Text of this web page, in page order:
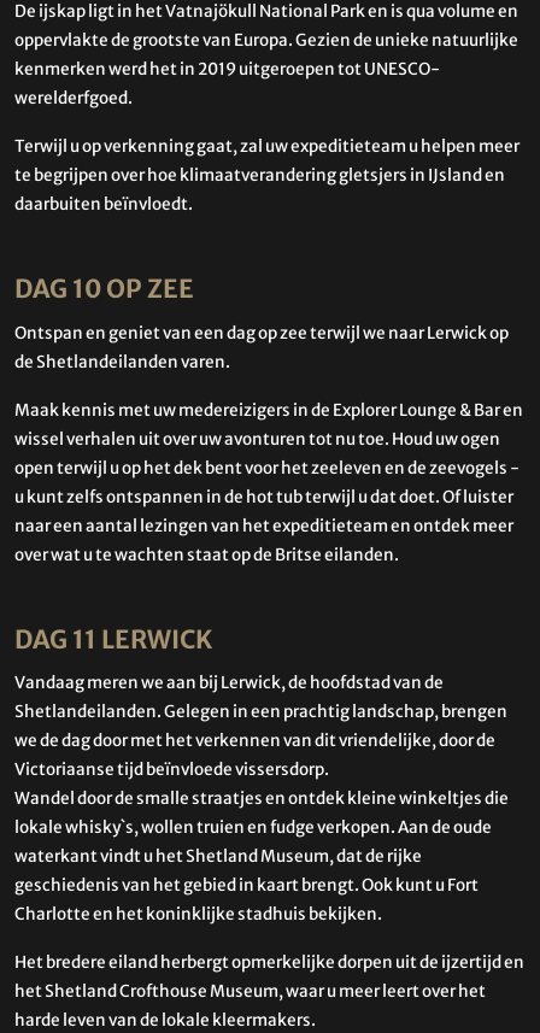
De ijskap ligt in het Vatnajökull National Park en is qua volume en
oppervlakte de grootste van Europa. Gezien de unieke natuurlijke
kenmerken werd het in 2019 uitgeroepen tot UNESCO-
werelderfgoed.
Terwijl u op verkenning gaat, zal uw expeditieteam u helpen meer
te begrijpen over hoe klimaatverandering gletsjers in IJsland en
daarbuiten beïnvloedt.
DAG 10 OP ZEE
Ontspan en geniet van een dag op zee terwijl we naar Lerwick op
de Shetlandeilanden varen.
Maak kennis met uw medereizigers in de Explorer Lounge & Bar en
wissel verhalen uit over uw avonturen tot nu toe. Houd uw ogen
open terwijl u op het dek bent voor het zeeleven en de zeevogels -
u kunt zelfs ontspannen in de hot tub terwijl u dat doet. Of luister
naar een aantal lezingen van het expeditieteam en ontdek meer
over wat u te wachten staat op de Britse eilanden.
DAG 11 LERWICK
Vandaag meren we aan bij Lerwick, de hoofdstad van de
Shetlandeilanden. Gelegen in een prachtig landschap, brengen
we de dag door met het verkennen van dit vriendelijke, door de
Victoriaanse tijd beïnvloede vissersdorp.
Wandel door de smalle straatjes en ontdek kleine winkeltjes die
lokale whisky`s, wollen truien en fudge verkopen. Aan de oude
waterkant vindt u het Shetland Museum, dat de rijke
geschiedenis van het gebied in kaart brengt. Ook kunt u Fort
Charlotte en het koninklijke stadhuis bekijken.
Het bredere eiland herbergt opmerkelijke dorpen uit de ijzertijd en
het Shetland Crofthouse Museum, waar u meer leert over het
harde leven van de lokale kleermakers.